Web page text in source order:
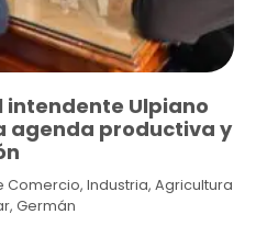
intendente Ulpiano
agenda productiva y
Industria, Agricultura
Germán